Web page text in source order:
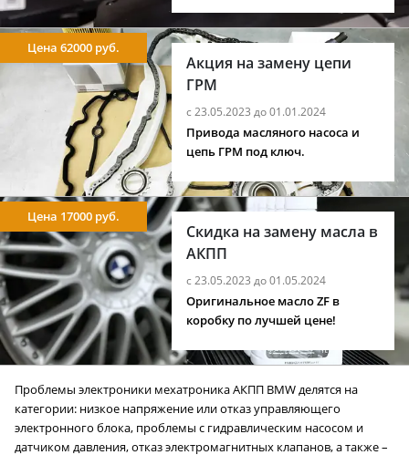
Акция на замену цепи
ГРМ
с 23.05.2023 до 01.01.2024
Цена 62000 руб.
Привода масляного насоса и
цепь ГРМ под ключ.
Скидка на замену масла в
АКПП
с 23.05.2023 до 01.05.2024
Цена 17000 руб.
Оригинальное масло ZF в
коробку по лучшей цене!
Проблемы электроники мехатроника АКПП BMW делятся на
категории: низкое напряжение или отказ управляющего
электронного блока, проблемы с гидравлическим насосом и
датчиком давления, отказ электромагнитных клапанов, а также –